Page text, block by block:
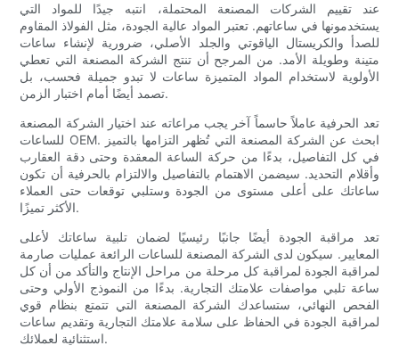
عند تقييم الشركات المصنعة المحتملة، انتبه جيدًا للمواد التي
يستخدمونها في ساعاتهم. تعتبر المواد عالية الجودة، مثل الفولاذ المقاوم
للصدأ والكريستال الياقوتي والجلد الأصلي، ضرورية لإنشاء ساعات
متينة وطويلة الأمد. من المرجح أن تنتج الشركة المصنعة التي تعطي
الأولوية لاستخدام المواد المتميزة ساعات لا تبدو جميلة فحسب، بل
تصمد أيضًا أمام اختبار الزمن.
تعد الحرفية عاملاً حاسماً آخر يجب مراعاته عند اختيار الشركة المصنعة
للساعات OEM. ابحث عن الشركة المصنعة التي تُظهر التزامها بالتميز
في كل التفاصيل، بدءًا من حركة الساعة المعقدة وحتى دقة العقارب
وأقلام التحديد. سيضمن الاهتمام بالتفاصيل والالتزام بالحرفية أن تكون
ساعاتك على أعلى مستوى من الجودة وستلبي توقعات حتى العملاء
الأكثر تميزًا.
تعد مراقبة الجودة أيضًا جانبًا رئيسيًا لضمان تلبية ساعاتك لأعلى
المعايير. سيكون لدى الشركة المصنعة للساعات الرائعة عمليات صارمة
لمراقبة الجودة لمراقبة كل مرحلة من مراحل الإنتاج والتأكد من أن كل
ساعة تلبي مواصفات علامتك التجارية. بدءًا من النموذج الأولي وحتى
الفحص النهائي، ستساعدك الشركة المصنعة التي تتمتع بنظام قوي
لمراقبة الجودة في الحفاظ على سلامة علامتك التجارية وتقديم ساعات
استثنائية لعملائك.